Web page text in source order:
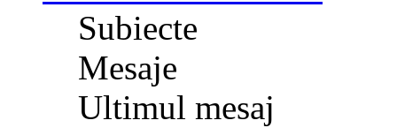
Subiecte
Mesaje
Ultimul mesaj